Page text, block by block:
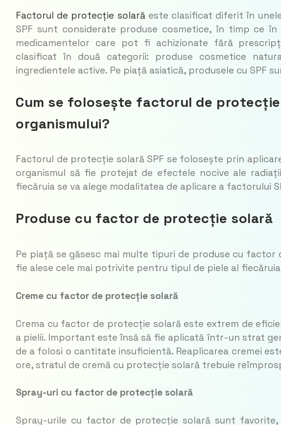
Factorul de protecție solarăeste clasificat diferit în
SPF sunt considerate produse cosmetice, în timp ce
medicamentelor care pot fi achizionate fără
clasificat în două categorii: produse cosmetice
ingredientele active. Pe piață asiatică, produsele cu SPF
Cum se folosește factorul de
organismului?
Factorul de protecție solară SPF se folosește prin
organismul să fie protejat de efectele nocive ale
fiecăruia se va alege modalitatea de aplicare a factorului
Produse cu factor de protecție solară
Pe piață se găsesc mai multe tipuri de produse cu
fie alese cele mai potrivite pentru tipul de piele al
Creme cu factor de protecție solară
Crema cu factor de protecție solară este extrem de
a pielii. Important este însă să fie aplicată într-un strat
de a folosi o cantitate insuficientă. Reaplicarea cremei
ore, stratul de cremă cu protecție solară trebuie
Spray-uri cu factor de protecție solară
Spray-urile cu factor de protecție solară sunt